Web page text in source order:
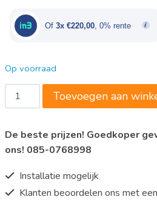
€1.100,00.€660,00.
Of 3x €220,00, 0% rente
Op voorraad
Saro
Inductiekookplaat
model
ANITA
Toevoegen aan
De beste prijzen! Goedkoper
ons! 085-0768998
Installatie mogelijk
Klanten beoordelen ons met